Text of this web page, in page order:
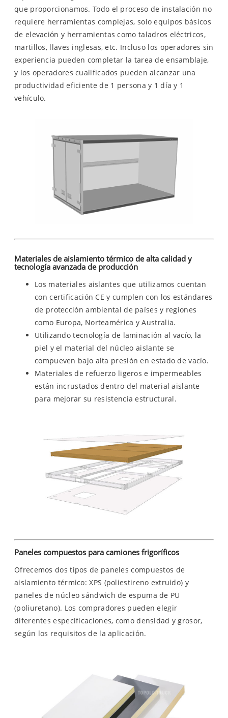
que proporcionamos. Todo el proceso de instalación no
requiere herramientas complejas, solo equipos básicos
de elevación y herramientas como taladros eléctricos,
martillos, llaves inglesas, etc. Incluso los operadores sin
experiencia pueden completar la tarea de ensamblaje,
y los operadores cualificados pueden alcanzar una
productividad eficiente de 1 persona y 1 día y 1
vehículo.
Materiales de aislamiento térmico de alta calidad y
tecnología avanzada de producción
Los materiales aislantes que utilizamos cuentan
con certificación CE y cumplen con los estándares
de protección ambiental de países y regiones
como Europa, Norteamérica y Australia.
Utilizando tecnología de laminación al vacío, la
piel y el material del núcleo aislante se
compueven bajo alta presión en estado de vacío.
Materiales de refuerzo ligeros e impermeables
están incrustados dentro del material aislante
para mejorar su resistencia estructural.
Paneles compuestos para camiones frigoríficos
Ofrecemos dos tipos de paneles compuestos de
aislamiento térmico: XPS (poliestireno extruido) y
paneles de núcleo sándwich de espuma de PU
(poliuretano). Los compradores pueden elegir
diferentes especificaciones, como densidad y grosor,
según los requisitos de la aplicación.